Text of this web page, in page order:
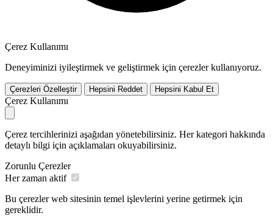
Çerez Kullanımı
Deneyiminizi iyileştirmek ve geliştirmek için çerezler kullanıyoruz.
Çerezleri Özelleştir Hepsini Reddet Hepsini Kabul Et
Çerez Kullanımı
Çerez tercihlerinizi aşağıdan yönetebilirsiniz. Her kategori hakkında
detaylı bilgi için açıklamaları okuyabilirsiniz.
Zorunlu Çerezler
Her zaman aktif
Bu çerezler web sitesinin temel işlevlerini yerine getirmek için
gereklidir.